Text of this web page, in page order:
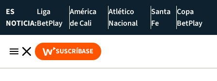
ES
NOTICIA:
Liga
BetPlay
América
de Cali
Atlético
Nacional
Santa
Fe
Copa
BetPlay
SUSCRÍBASE